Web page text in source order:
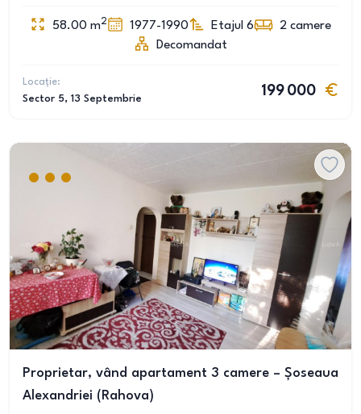
58.00 m2 1977-1990 Etajul 6 2 camere
Decomandat
Locație:
Sector 5, 13 Septembrie
199 000
Proprietar, vând apartament 3 camere – Șoseaua
Alexandriei (Rahova)